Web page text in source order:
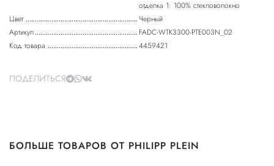
отделка 1: 100% стекловолокно
Цвет
Черный
Артикул
FADC-WTK3300-PTE003N_02
Код товара
4459421
ПОДЕЛИТЬСЯ
БОЛЬШЕ ТОВАРОВ ОТ PHILIPP PLEIN